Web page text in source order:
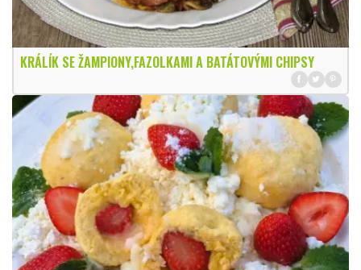
KRÁLÍK SE ŽAMPIONY,FAZOLKAMI A BATÁTOVÝMI CHIPSY